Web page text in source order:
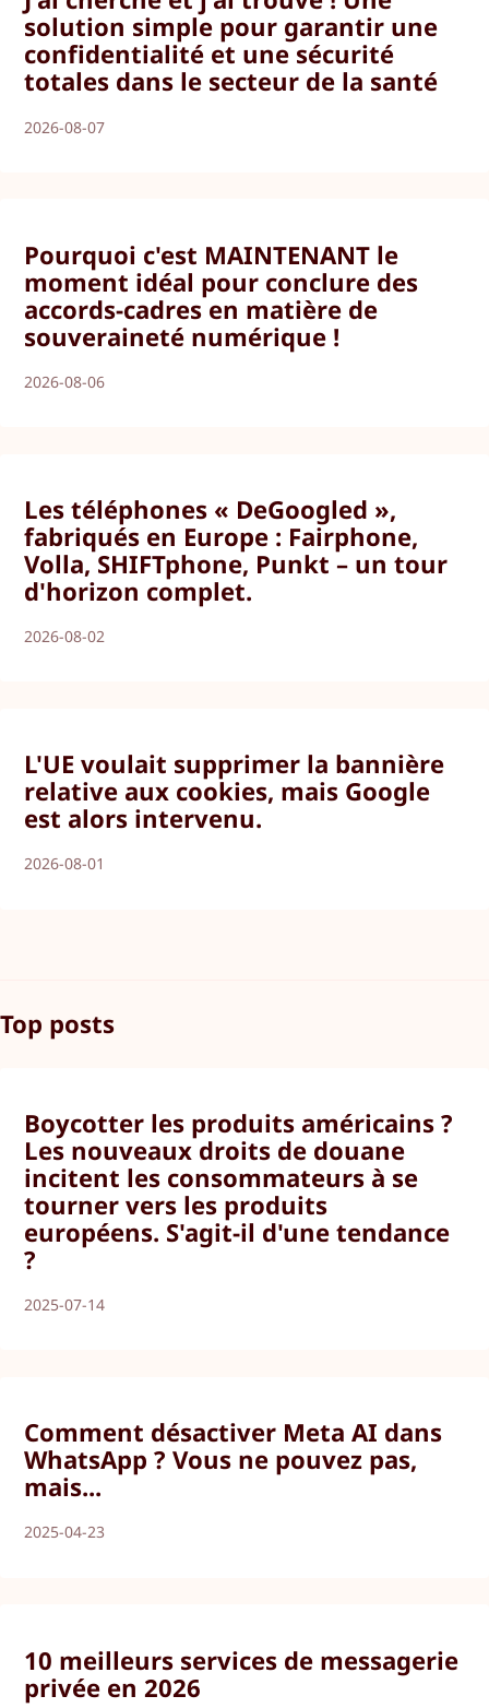
solution simple pour garantir une
confidentialité et une sécurité
totales dans le secteur de la santé
2026-08-07
Pourquoi c'est MAINTENANT le
moment idéal pour conclure des
accords-cadres en matière de
souveraineté numérique !
2026-08-06
Les téléphones « DeGoogled »,
fabriqués en Europe : Fairphone,
Volla, SHIFTphone, Punkt – un tour
d'horizon complet.
2026-08-02
L'UE voulait supprimer la bannière
relative aux cookies, mais Google
est alors intervenu.
2026-08-01
Top posts
Boycotter les produits américains ?
Les nouveaux droits de douane
incitent les consommateurs à se
tourner vers les produits
européens. S'agit-il d'une tendance
?
2025-07-14
Comment désactiver Meta AI dans
WhatsApp ? Vous ne pouvez pas,
mais...
2025-04-23
10 meilleurs services de messagerie
privée en 2026